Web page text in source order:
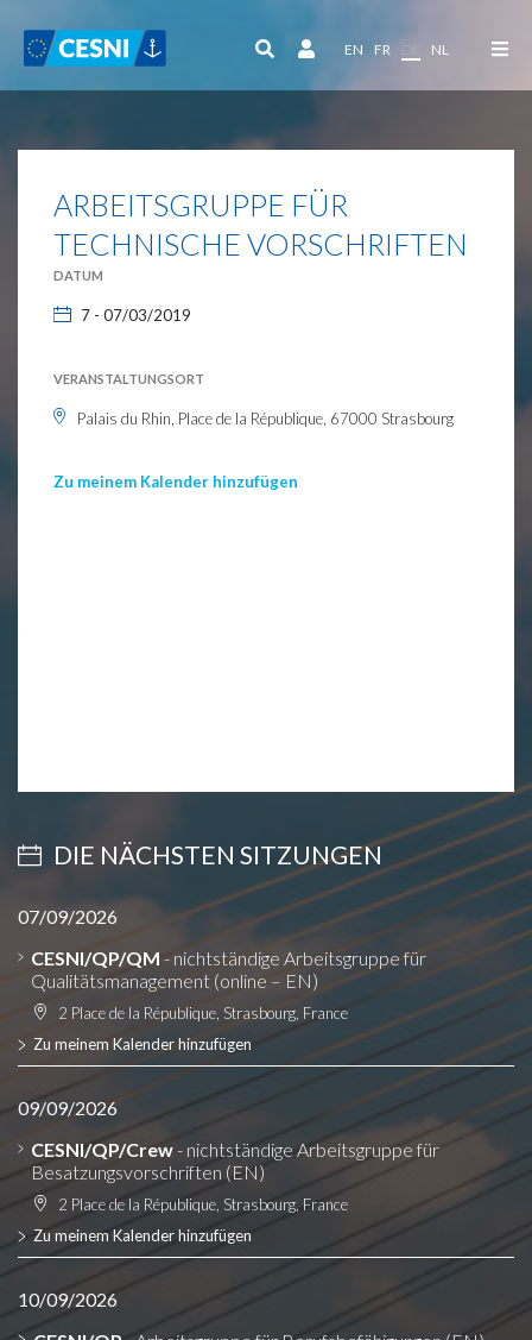
EN FR DE NL
ARBEITSGRUPPE FÜR
TECHNISCHE VORSCHRIFTEN
DATUM
7 - 07/03/2019
VERANSTALTUNGSORT
Palais du Rhin, Place de la République, 67000 Strasbourg
Zu meinem Kalender hinzufügen
DIE NÄCHSTEN SITZUNGEN
07/09/2026
CESNI/QP/QM - nichtständige Arbeitsgruppe für
Qualitätsmanagement (online – EN)
2 Place de la République, Strasbourg, France
Zu meinem Kalender hinzufügen
09/09/2026
CESNI/QP/Crew- nichtständige Arbeitsgruppe für
Besatzungsvorschriften (EN)
2 Place de la République, Strasbourg, France
Zu meinem Kalender hinzufügen
10/09/2026